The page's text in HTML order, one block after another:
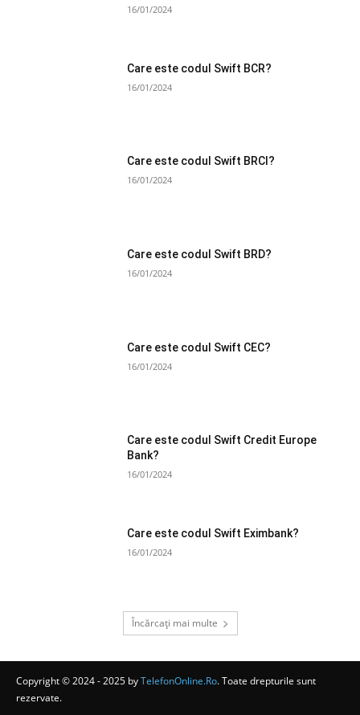
16/01/2024
Care este codul Swift BCR?
16/01/2024
Care este codul Swift BRCI?
16/01/2024
Care este codul Swift BRD?
16/01/2024
Care este codul Swift CEC?
16/01/2024
Care este codul Swift Credit Europe
Bank?
16/01/2024
Care este codul Swift Eximbank?
16/01/2024
Încărcați mai multe
Copyright © 2024 - 2025 byTelefonOnline.Ro. Toate drepturile sunt
rezervate.